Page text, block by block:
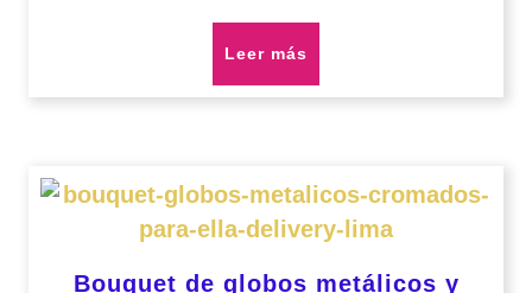
Leer más
Bouquet de globos metálicos y